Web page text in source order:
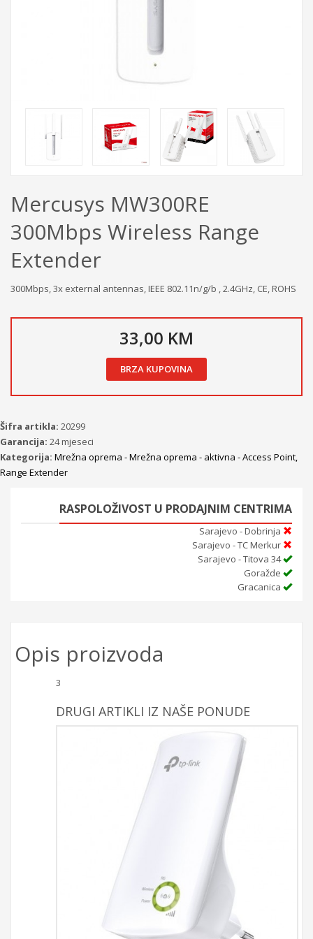
Mercusys MW300RE
300Mbps Wireless Range
Extender
300Mbps, 3x external antennas, IEEE 802.11n/g/b , 2.4GHz, CE, ROHS
33,00 KM
BRZA KUPOVINA
Šifra artikla: 20299
Garancija: 24 mjeseci
Kategorija: Mrežna oprema - Mrežna oprema - aktivna - Access Point,
Range Extender
RASPOLOŽIVOST U PRODAJNIM CENTRIMA
Sarajevo - Dobrinja
Sarajevo - TC Merkur
Sarajevo - Titova 34
Goražde
Gracanica
Opis proizvoda
3
DRUGI ARTIKLI IZ NAŠE PONUDE